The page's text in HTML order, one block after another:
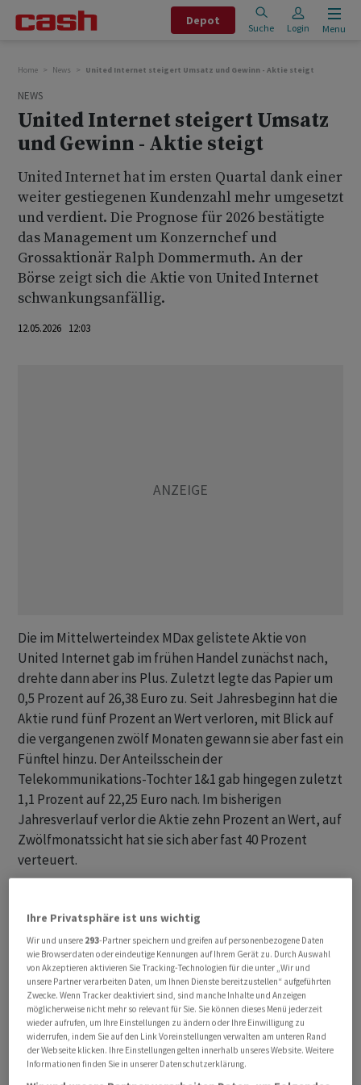
Depot
Suche Login Menu
Home News United Internet steigert Umsatz und Gewinn - Aktie steigt
NEWS
United Internet steigert Umsatz
und Gewinn - Aktie steigt
United Internet hat im ersten Quartal dank einer
weiter gestiegenen Kundenzahl mehr umgesetzt
und verdient. Die Prognose für 2026 bestätigte
das Management um Konzernchef und
Grossaktionär Ralph Dommermuth. An der
Börse zeigt sich die Aktie von United Internet
schwankungsanfällig.
12.05.2026 12:03
Die im Mittelwerteindex MDax gelistete Aktie von
United Internet gab im frühen Handel zunächst nach,
drehte dann aber ins Plus. Zuletzt legte das Papier um
0,5 Prozent auf 26,38 Euro zu. Seit Jahresbeginn hat die
Aktie rund fünf Prozent an Wert verloren, mit Blick auf
die vergangenen zwölf Monaten gewann sie aber fast ein
Fünftel hinzu. Der Anteilsschein der
Telekommunikations-Tochter 1&1 gab hingegen zuletzt
1,1 Prozent auf 22,25 Euro nach. Im bisherigen
Jahresverlauf verlor die Aktie zehn Prozent an Wert, auf
Zwölfmonatssicht hat sie sich aber fast 40 Prozent
verteuert.
Tochter 1&1 immer mal wieder von
Übernahmespekulationen getrieben. Dem spanischen
Telekom-Konzern Telefonica wurde ein Interesse an
1&1 nachgesagt, um seine Deutschlandtochter O2 zu
stärken. Konzernchef Dommermuth erteilte den
Verkaufsgerüchten im März jedoch eine klare Absage.
«Ich habe nicht vor, das Unternehmen zu verkaufen», so
der Manager. «Wir sind aus dem Schlimmsten draussen.
Warum sollten wir jetzt das Unternehmen verkaufen,
Ihre Privatsphäre ist uns wichtig
Wir und unsere 293-Partner speichern und greifen auf personenbezogene Daten
wie Browserdaten oder eindeutige Kennungen auf Ihrem Gerät zu. Durch Auswahl
von Akzeptieren aktivieren Sie Tracking-Technologien für die unter „Wir und
unsere Partner verarbeiten Daten, um Ihnen Dienste bereitzustellen“ aufgeführten
Zwecke. Wenn Tracker deaktiviert sind, sind manche Inhalte und Anzeigen
möglicherweise nicht mehr so relevant für Sie. Sie können dieses Menü jederzeit
wieder aufrufen, um Ihre Einstellungen zu ändern oder Ihre Einwilligung zu
widerrufen, indem Sie auf den Link Voreinstellungen verwalten am unteren Rand
der Webseite klicken. Ihre Einstellungen gelten innerhalb unseres Website. Weitere
Informationen finden Sie in unserer Datenschutzerklärung.